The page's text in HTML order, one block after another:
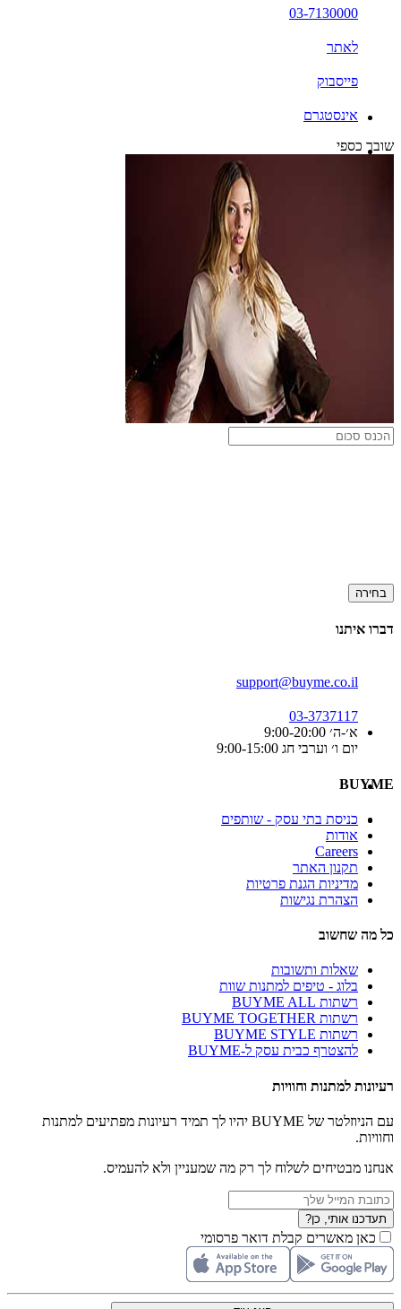
03-7130000
לאתר
פייסבוק
אינסטגרם
שובר כספי
בחירה
דברו איתנו
support@buyme.co.il
03-3737117
א׳-ה׳ 9:00-20:00
יום ו׳ וערבי חג 9:00-15:00
BUYME
כניסת בתי עסק - שותפים
אודות
Careers
תקנון האתר
מדיניות הגנת פרטיות
הצהרת נגישות
כל מה שחשוב
שאלות ותשובות
בלוג - טיפים למתנות שוות
רשתות BUYME ALL
רשתות BUYME TOGETHER
רשתות BUYME STYLE
להצטרף כבית עסק ל-BUYME
רעיונות למתנות וחוויות
עם הניוזלטר של BUYME יהיו לך תמיד רעיונות מפתיעים למתנות
וחוויות.
אנחנו מבטיחים לשלוח לך רק מה שמעניין ולא להעמיס.
תעדכנו אותי, כן?
כאן מאשרים קבלת דואר פרסומי